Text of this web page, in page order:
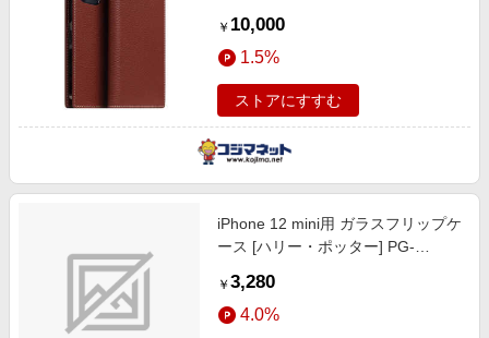
￥ 10,000
1.5%
ストアにすすむ
iPhone 12 mini用 ガラスフリップケ
ース [ハリー・ポッター] PG-
￥ 3,280
4.0%